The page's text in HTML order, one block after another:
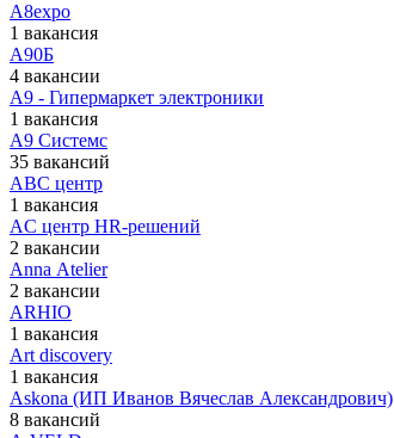
А8expo
1 вакансия
А90Б
4 вакансии
А9 - Гипермаркет электроники
1 вакансия
А9 Системс
35 вакансий
АBC центр
1 вакансия
АC центр HR-решений
2 вакансии
Аnna Аtelier
2 вакансии
АRHIO
1 вакансия
Аrt discovery
1 вакансия
Аskona (ИП Иванов Вячеслав Александрович)
8 вакансий